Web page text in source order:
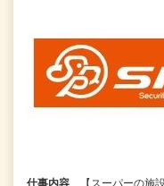
仕事内容
【スーパーの